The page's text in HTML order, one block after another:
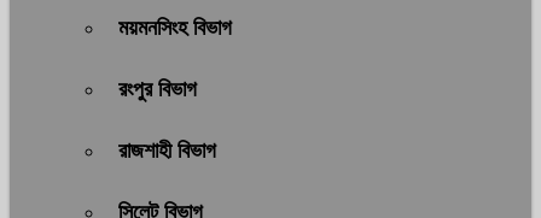
ময়মনসিংহ বিভাগ
রংপুর বিভাগ
রাজশাহী বিভাগ
সিলেট বিভাগ